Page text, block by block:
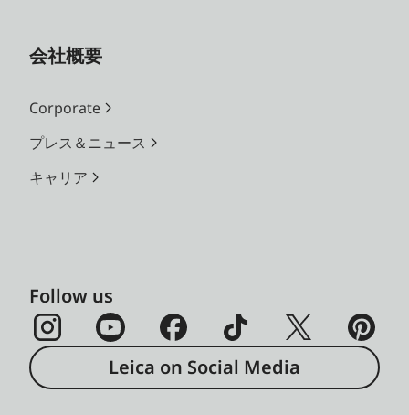
会社概要
Corporate
プレス＆ニュース
キャリア
Follow us
Leica on Social Media